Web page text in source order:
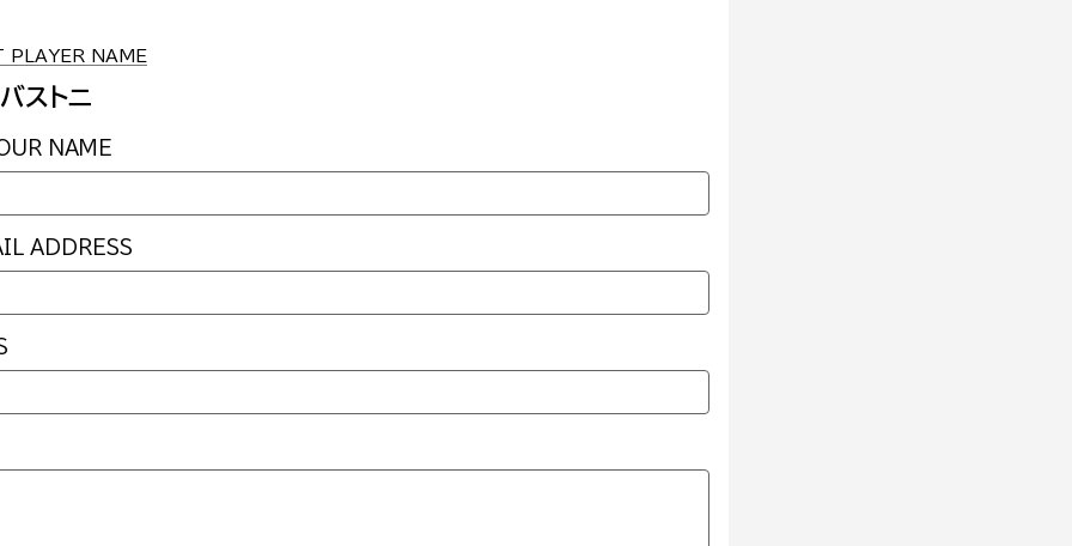
PLAYER NAME
ストニ
NAME
ADDRESS